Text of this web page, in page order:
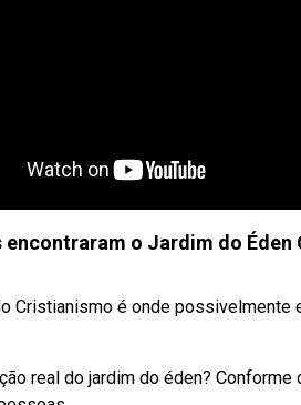
o Jardim do Éden
Cristianismo é onde possivelmente
real do jardim do éden?